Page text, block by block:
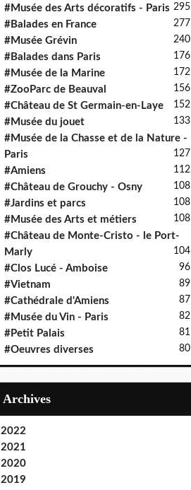
#Musée des Arts décoratifs - Paris 295
#Balades en France 277
#Musée Grévin 240
#Balades dans Paris 176
#Musée de la Marine 172
#ZooParc de Beauval 156
#Château de St Germain-en-Laye 152
#Musée du jouet 133
#Musée de la Chasse et de la Nature -
Paris
127
#Amiens 112
#Château de Grouchy - Osny 108
#Jardins et parcs 108
#Musée des Arts et métiers 108
#Château de Monte-Cristo - le Port-
Marly
104
#Clos Lucé - Amboise 96
#Vietnam 89
#Cathédrale d'Amiens 87
#Musée du Vin - Paris 82
#Petit Palais 81
#Oeuvres diverses 80
Archives
2022
2021
2020
2019